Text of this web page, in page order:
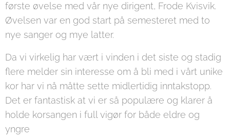
første øvelse med vår nye dirigent, Frode Kvisvik.
Øvelsen var en god start på semesteret med to
nye sanger og mye latter.
Da vi virkelig har vært i vinden i det siste og stadig
flere melder sin interesse om å bli med i vårt unike
kor har vi nå måtte sette midlertidig inntakstopp.
Det er fantastisk at vi er så populære og klarer å
holde korsangen i full vigør for både eldre og
yngre